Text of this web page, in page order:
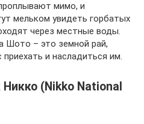
мимо, и
мельком увидеть горбатых
через местные воды.
Шото – это земной рай,
и насладиться им.
(Nikko National